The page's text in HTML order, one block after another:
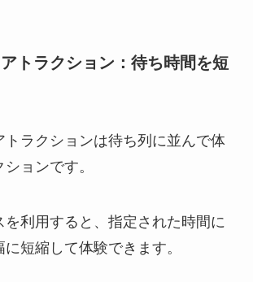
トラクション：待ち時間を短
トラクションは待ち列に並んで体
ョンです。
を利用すると、指定された時間に
短縮して体験できます。